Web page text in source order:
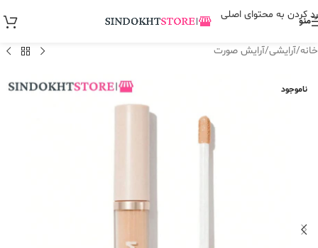
رد کردن به محتوای اصلی
منو
خانه/آرایشی/آرایش صورت
ناموجود